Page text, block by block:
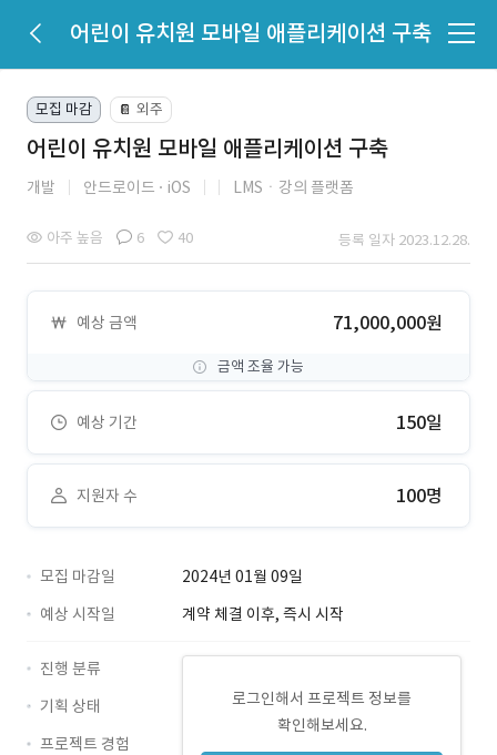
어린이 유치원 모바일 애플리케이션 구축
모집 마감 📔 외주
어린이 유치원 모바일 애플리케이션 구축
개발 안드로이드 iOS LMSㆍ강의 플랫폼
아주 높음 6 40 등록 일자 2023.12.28.
예상 금액 71,000,000원
금액 조율 가능
예상 기간 150일
지원자 수 100명
모집 마감일
2024년 01월 09일
예상 시작일
계약 체결 이후, 즉시 시작
로그인해서 프로젝트 정보를
확인해보세요.
진행 분류
기획 상태
프로젝트 경험